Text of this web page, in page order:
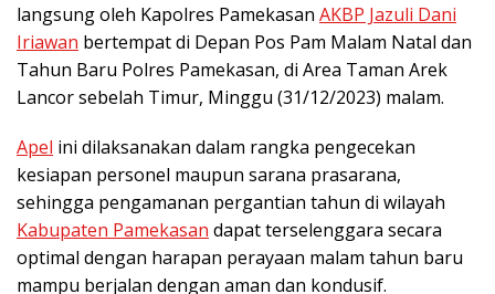
langsung oleh Kapolres Pamekasan AKBP Jazuli Dani
Iriawan bertempat di Depan Pos Pam Malam Natal dan
Tahun Baru Polres Pamekasan, di Area Taman Arek
Lancor sebelah Timur, Minggu (31/12/2023) malam.
Apel ini dilaksanakan dalam rangka pengecekan
kesiapan personel maupun sarana prasarana,
sehingga pengamanan pergantian tahun di wilayah
Kabupaten Pamekasan dapat terselenggara secara
optimal dengan harapan perayaan malam tahun baru
mampu berjalan dengan aman dan kondusif.